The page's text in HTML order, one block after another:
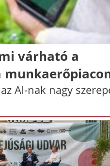
várható a
AI-nak nagy